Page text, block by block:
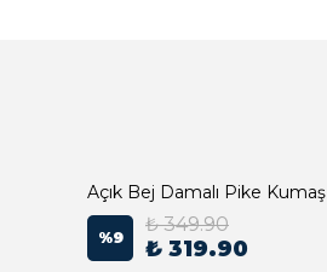
Açık Bej Damalı Pike Kumaş
%9
₺ 349.90
₺ 319.90